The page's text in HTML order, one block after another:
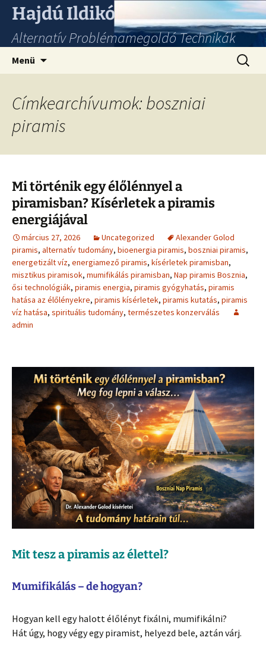
Hajdú Ildikó
Alternatív Problémamegoldó Technikák
Menü
Címkearchívumok: boszniai
piramis
Mi történik egy élőlénnyel a
piramisban? Kísérletek a piramis
energiájával
március 27, 2026 Uncategorized
Alexander Golod
piramis, alternatív tudomány, bioenergia piramis, boszniai piramis,
energetizált víz, energiamező piramis, kísérletek piramisban,
misztikus piramisok, mumifikálás piramisban, Nap piramis Bosznia,
ősi technológiák, piramis energia, piramis gyógyhatás, piramis
hatása az élőlényekre, piramis kísérletek, piramis kutatás, piramis
víz hatása, spirituális tudomány, természetes konzerválás
admin
Mit tesz a piramis az élettel?
Mumifikálás – de hogyan?
Hogyan kell egy halott élőlényt fixálni, mumifikálni?
Hát úgy, hogy végy egy piramist, helyezd bele, aztán várj.